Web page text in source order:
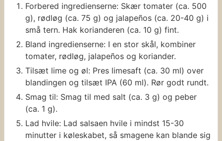
Forbered ingredienserne: Skær tomater (ca. 500
g), rødløg (ca. 75 g) og jalapeños (ca. 20-40 g) i
små tern. Hak korianderen (ca. 10 g) fint.
Bland ingredienserne: I en stor skål, kombiner
tomater, rødløg, jalapeños og koriander.
Tilsæt lime og øl: Pres limesaft (ca. 30 ml) over
blandingen og tilsæt IPA (60 ml). Rør godt rundt.
Smag til: Smag til med salt (ca. 3 g) og peber
(ca. 1 g).
Lad hvile: Lad salsaen hvile i mindst 15-30
minutter i køleskabet, så smagene kan blande sig